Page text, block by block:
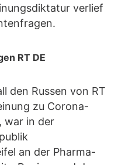
verlief
RT DE
den Russen von RT
zu Corona-
war in der
an der Pharma-